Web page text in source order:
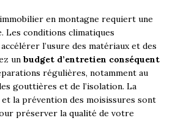
immobilier en montagne requiert une
conditions climatiques
l’usure des matériaux et des
un budget d’entretien conséquent
régulières, notamment au
gouttières et de l’isolation. La
la prévention des moisissures sont
préserver la qualité de votre